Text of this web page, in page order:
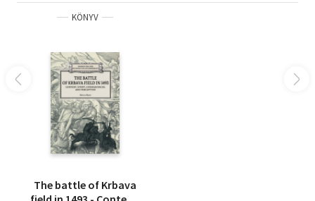
KÖNYV
The battle of Krbava